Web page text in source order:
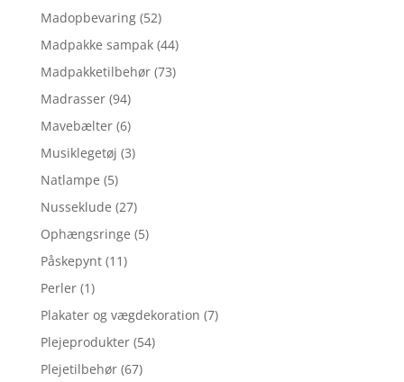
Madopbevaring (52)
Madpakke sampak (44)
Madpakketilbehør (73)
Madrasser (94)
Mavebælter (6)
Musiklegetøj (3)
Natlampe (5)
Nusseklude (27)
Ophængsringe (5)
Påskepynt (11)
Perler (1)
Plakater og vægdekoration (7)
Plejeprodukter (54)
Plejetilbehør (67)